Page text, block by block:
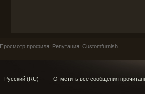
Просмотр профиля: Репутация: Customfurnish
Русский (RU) Отметить все сообщения